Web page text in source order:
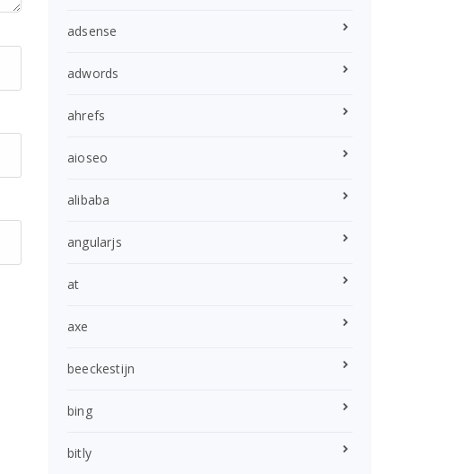
adsense
adwords
ahrefs
aioseo
alibaba
angularjs
at
axe
beeckestijn
bing
bitly